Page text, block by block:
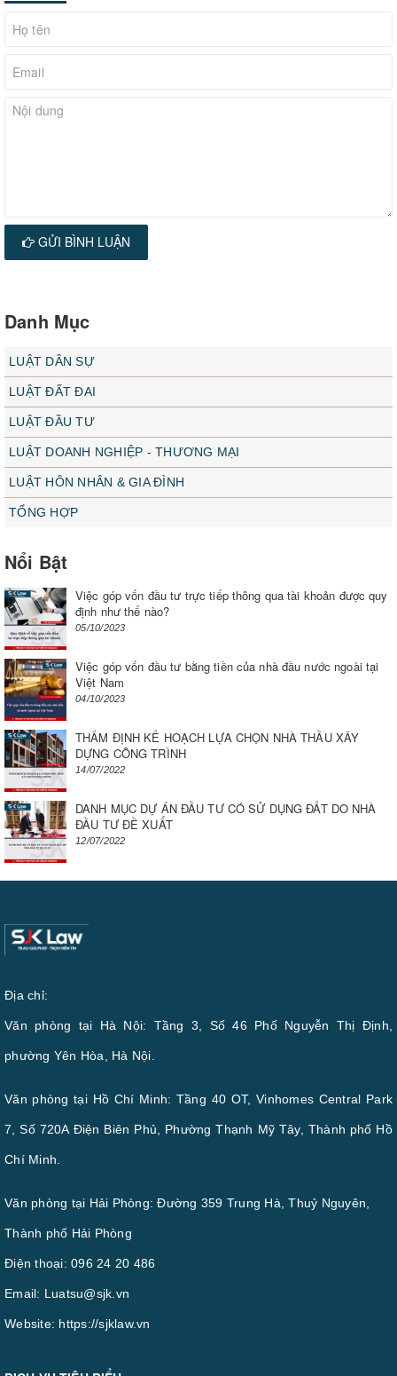
GỬI BÌNH LUẬN
Danh Mục
LUẬT DÂN SỰ
LUẬT ĐẤT ĐAI
LUẬT ĐẦU TƯ
LUẬT DOANH NGHIỆP - THƯƠNG MẠI
LUẬT HÔN NHÂN & GIA ĐÌNH
TỔNG HỢP
Nổi Bật
Việc góp vốn đầu tư trực tiếp thông qua tài khoản được quy
định như thế nào?
05/10/2023
Việc góp vốn đầu tư bằng tiền của nhà đầu nước ngoài tại
Việt Nam
04/10/2023
THẨM ĐỊNH KẾ HOẠCH LỰA CHỌN NHÀ THẦU XÂY
DỰNG CÔNG TRÌNH
14/07/2022
DANH MỤC DỰ ÁN ĐẦU TƯ CÓ SỬ DỤNG ĐẤT DO NHÀ
ĐẦU TƯ ĐỀ XUẤT
12/07/2022
Địa chỉ:
Văn phòng tại Hà Nội: Tầng 3, Số 46 Phố Nguyễn Thị Định,
phường Yên Hòa, Hà Nội.
Văn phòng tại Hồ Chí Minh: Tầng 40 OT, Vinhomes Central Park
7, Số 720A Điện Biên Phủ, Phường Thạnh Mỹ Tây, Thành phố Hồ
Chí Minh.
Văn phòng tại Hải Phòng: Đường 359 Trung Hà, Thuỷ Nguyên,
Thành phố Hải Phòng
Điện thoại: 096 24 20 486
Email: Luatsu@sjk.vn
Website: https://sjklaw.vn